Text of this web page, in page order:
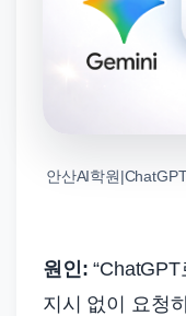
안산AI학원
원인:
지시 없이 요청